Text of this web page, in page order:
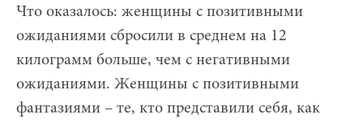
Что оказалось: женщины с позитивными
ожиданиями сбросили в среднем на 12
килограмм больше, чем с негативными
ожиданиями. Женщины с позитивными
фантазиями – те, кто представили себя, как